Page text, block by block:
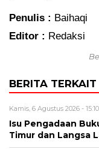
Penulis : Baihaqi
Editor : Redaksi
BERITA TERKAIT
Kamis, 6 Agustus 2026 -
Isu Pengadaan
Timur dan Langsa